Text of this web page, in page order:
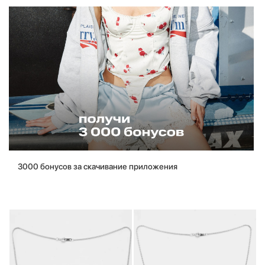
3000 бонусов за скачивание приложения